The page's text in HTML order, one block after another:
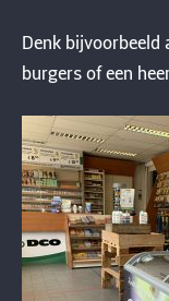
Denk bijvoorbeeld
burgers of een